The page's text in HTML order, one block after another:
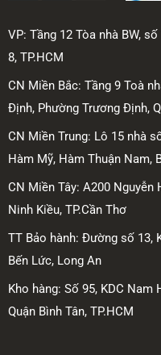
VP: Tầng 12 Tòa nhà BW,
8, TP.HCM
CN Miền Bắc: Tầng 9 Toà
Định, Phường Trương Định,
CN Miền Trung: Lô 15 nhà
Hàm Mỹ, Hàm Thuận Nam,
CN Miền Tây: A200 Nguyễn
Ninh Kiều, TP.Cần Thơ
TT Bảo hành: Đường số 13,
Bến Lức, Long An
Kho hàng: Số 95, KDC Nam
Quận Bình Tân, TP.HCM